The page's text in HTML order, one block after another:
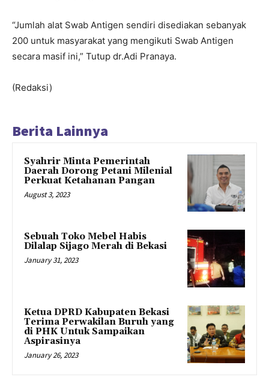
“Jumlah alat Swab Antigen sendiri disediakan sebanyak
200 untuk masyarakat yang mengikuti Swab Antigen
secara masif ini,” Tutup dr.Adi Pranaya.
(Redaksi)
Berita Lainnya
Syahrir Minta Pemerintah
Daerah Dorong Petani Milenial
Perkuat Ketahanan Pangan
August 3, 2023
Sebuah Toko Mebel Habis
Dilalap Sijago Merah di Bekasi
January 31, 2023
Ketua DPRD Kabupaten Bekasi
Terima Perwakilan Buruh yang
di PHK Untuk Sampaikan
Aspirasinya
January 26, 2023